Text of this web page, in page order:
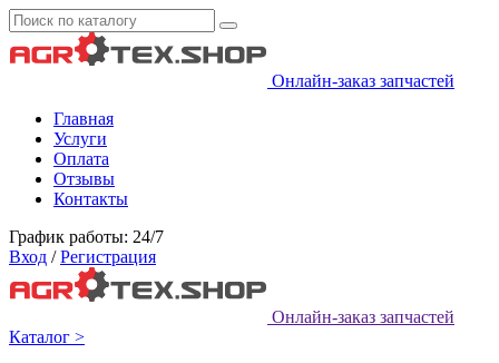
Онлайн-заказ запчастей
Главная
Услуги
Оплата
Отзывы
Контакты
График работы: 24/7
Вход / Регистрация
Онлайн-заказ запчастей
Каталог >